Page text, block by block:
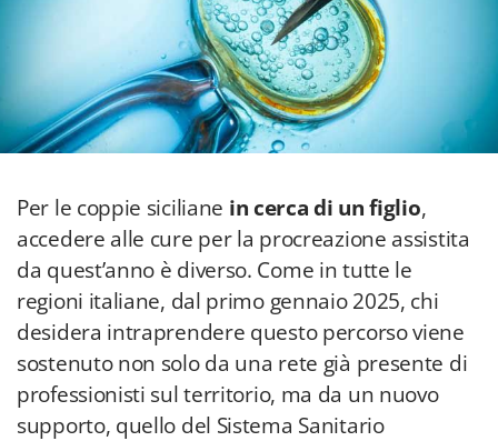
Per le coppie siciliane in cerca di un figlio,
accedere alle cure per la procreazione assistita
da quest’anno è diverso. Come in tutte le
regioni italiane, dal primo gennaio 2025, chi
desidera intraprendere questo percorso viene
sostenuto non solo da una rete già presente di
professionisti sul territorio, ma da un nuovo
supporto, quello del Sistema Sanitario